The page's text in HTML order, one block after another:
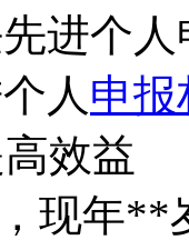
先进个
人 申报
高
年**